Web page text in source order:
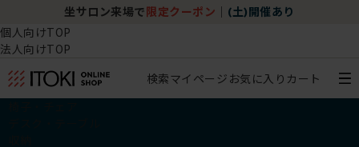
坐サロン来場で 限定クーポン (土)開催あり
個人向けTOP
法人向けTOP
検索マイページ お気に入り カート